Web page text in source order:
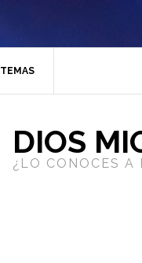
TEMAS
DIOS
¿LO CONOCES A